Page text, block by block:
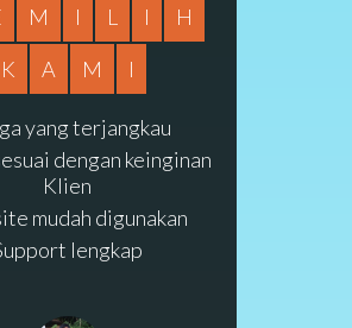
M I L I
H
K
A M I
yang terjangkau
dengan keinginan
Klien
mudah digunakan
lengkap